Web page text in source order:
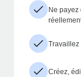
Ne payez
Travaillez
Créez,